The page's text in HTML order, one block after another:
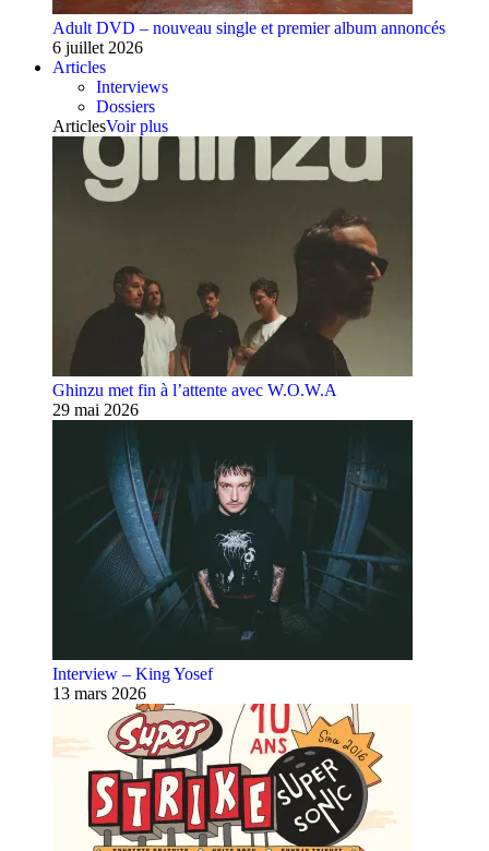
Adult DVD – nouveau single et premier album annoncés
6 juillet 2026
Articles
Interviews
Dossiers
ArticlesVoir plus
Ghinzu met fin à l’attente avec W.O.W.A
29 mai 2026
Interview – King Yosef
13 mars 2026